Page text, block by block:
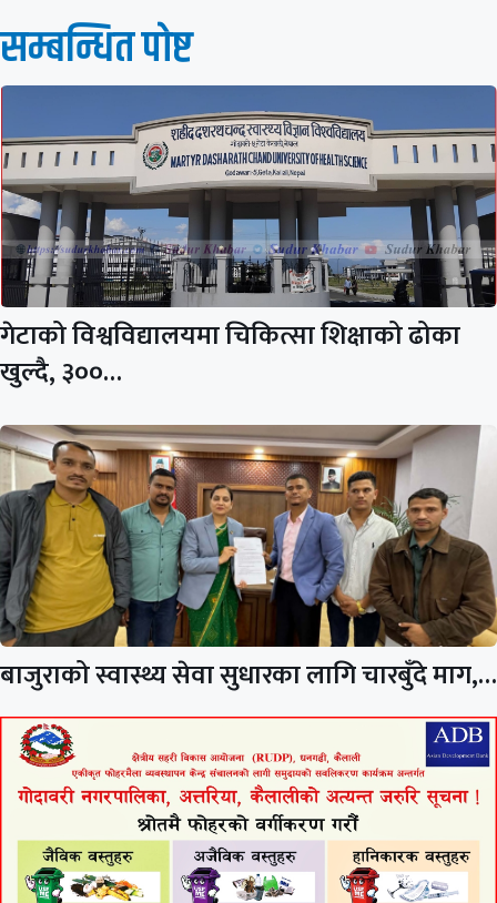
सम्बन्धित पाेष्ट
गेटाको विश्वविद्यालयमा चिकित्सा शिक्षाको ढोका
खुल्दै, ३००…
बाजुराको स्वास्थ्य सेवा सुधारका लागि चारबुँदे माग,…